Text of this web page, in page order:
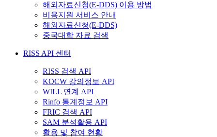
해외자료신청(E-DDS) 이용 방법
비용지원 서비스 안내
해외자료신청(E-DDS)
중국대학 자료 검색
RISS API 센터
RISS 검색 API
KOCW 강의정보 API
WILL 연계 API
Rinfo 통계정보 API
FRIC 검색 API
SAM 분석활용 API
활용 및 참여 현황